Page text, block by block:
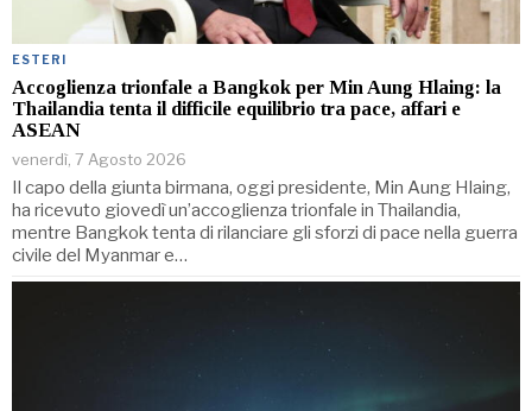
ESTERI
Accoglienza trionfale a Bangkok per Min Aung Hlaing: la
Thailandia tenta il difficile equilibrio tra pace, affari e
ASEAN
venerdì, 7 Agosto 2026
Il capo della giunta birmana, oggi presidente, Min Aung Hlaing,
ha ricevuto giovedì un’accoglienza trionfale in Thailandia,
mentre Bangkok tenta di rilanciare gli sforzi di pace nella guerra
civile del Myanmar e…